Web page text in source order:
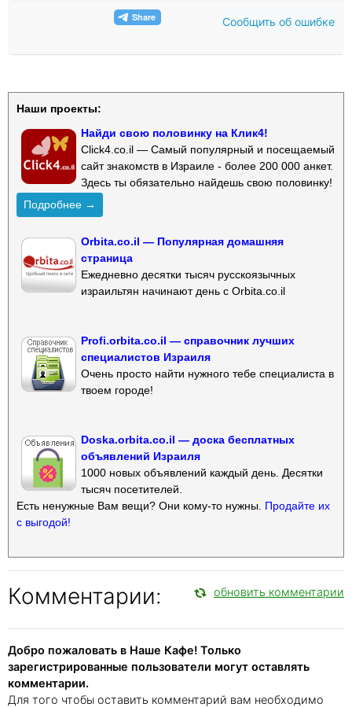
Сообщить об ошибке
Наши проекты:
Найди свою половинку на Клик4!
Click4.co.il — Самый популярный и посещаемый
сайт знакомств в Израиле - более 200 000 анкет.
Здесь ты обязательно найдешь свою половинку!
Подробнее →
Orbita.co.il — Популярная домашняя
страница
Ежедневно десятки тысяч русскоязычных
израильтян начинают день с Orbita.co.il
Profi.orbita.co.il — справочник лучших
специалистов Израиля
Очень просто найти нужного тебе специалиста в
твоем городе!
Doska.orbita.co.il — доска бесплатных
объявлений Израиля
1000 новых объявлений каждый день. Десятки
тысяч посетителей.
Есть ненужные Вам вещи? Они кому-то нужны. Продайте их
с выгодой!
Комментарии: обновить комментарии
Добро пожаловать в Наше Кафе! Только
зарегистрированные пользователи могут оставлять
комментарии.
Для того чтобы оставить комментарий вам необходимо